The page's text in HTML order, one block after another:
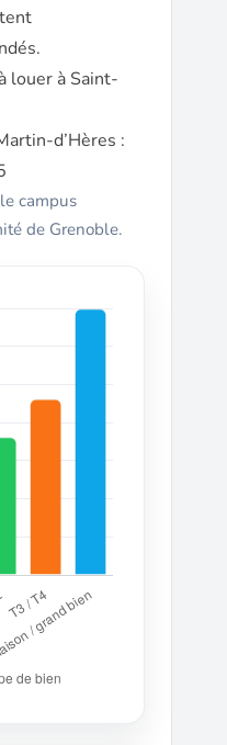
louer à Saint-
d’Hères :
campus
de Grenoble.